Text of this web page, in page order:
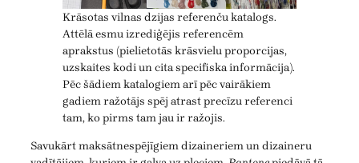
Krāsotas vilnas dzijas referenču katalogs.
Attēlā esmu izrediģējis referencēm
aprakstus (pielietotās krāsvielu proporcijas,
uzskaites kodi un cita specifiska informācija).
Pēc šādiem katalogiem arī pēc vairākiem
gadiem ražotājs spēj atrast precīzu referenci
tam, ko pirms tam jau ir ražojis.
Savukārt maksātnespējīgiem dizaineriem un dizaineru